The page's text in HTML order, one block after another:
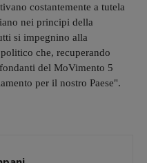
costantemente a tutela
nei principi della
si impegnino alla
che, recuperando
del MoVimento 5
per il nostro Paese".